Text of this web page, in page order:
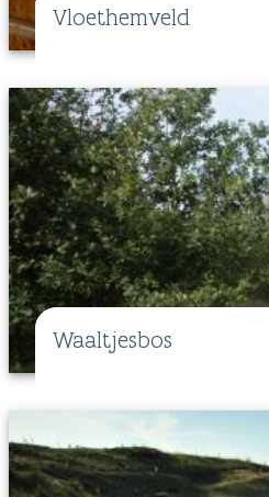
Vloethemveld
Waaltjesbos